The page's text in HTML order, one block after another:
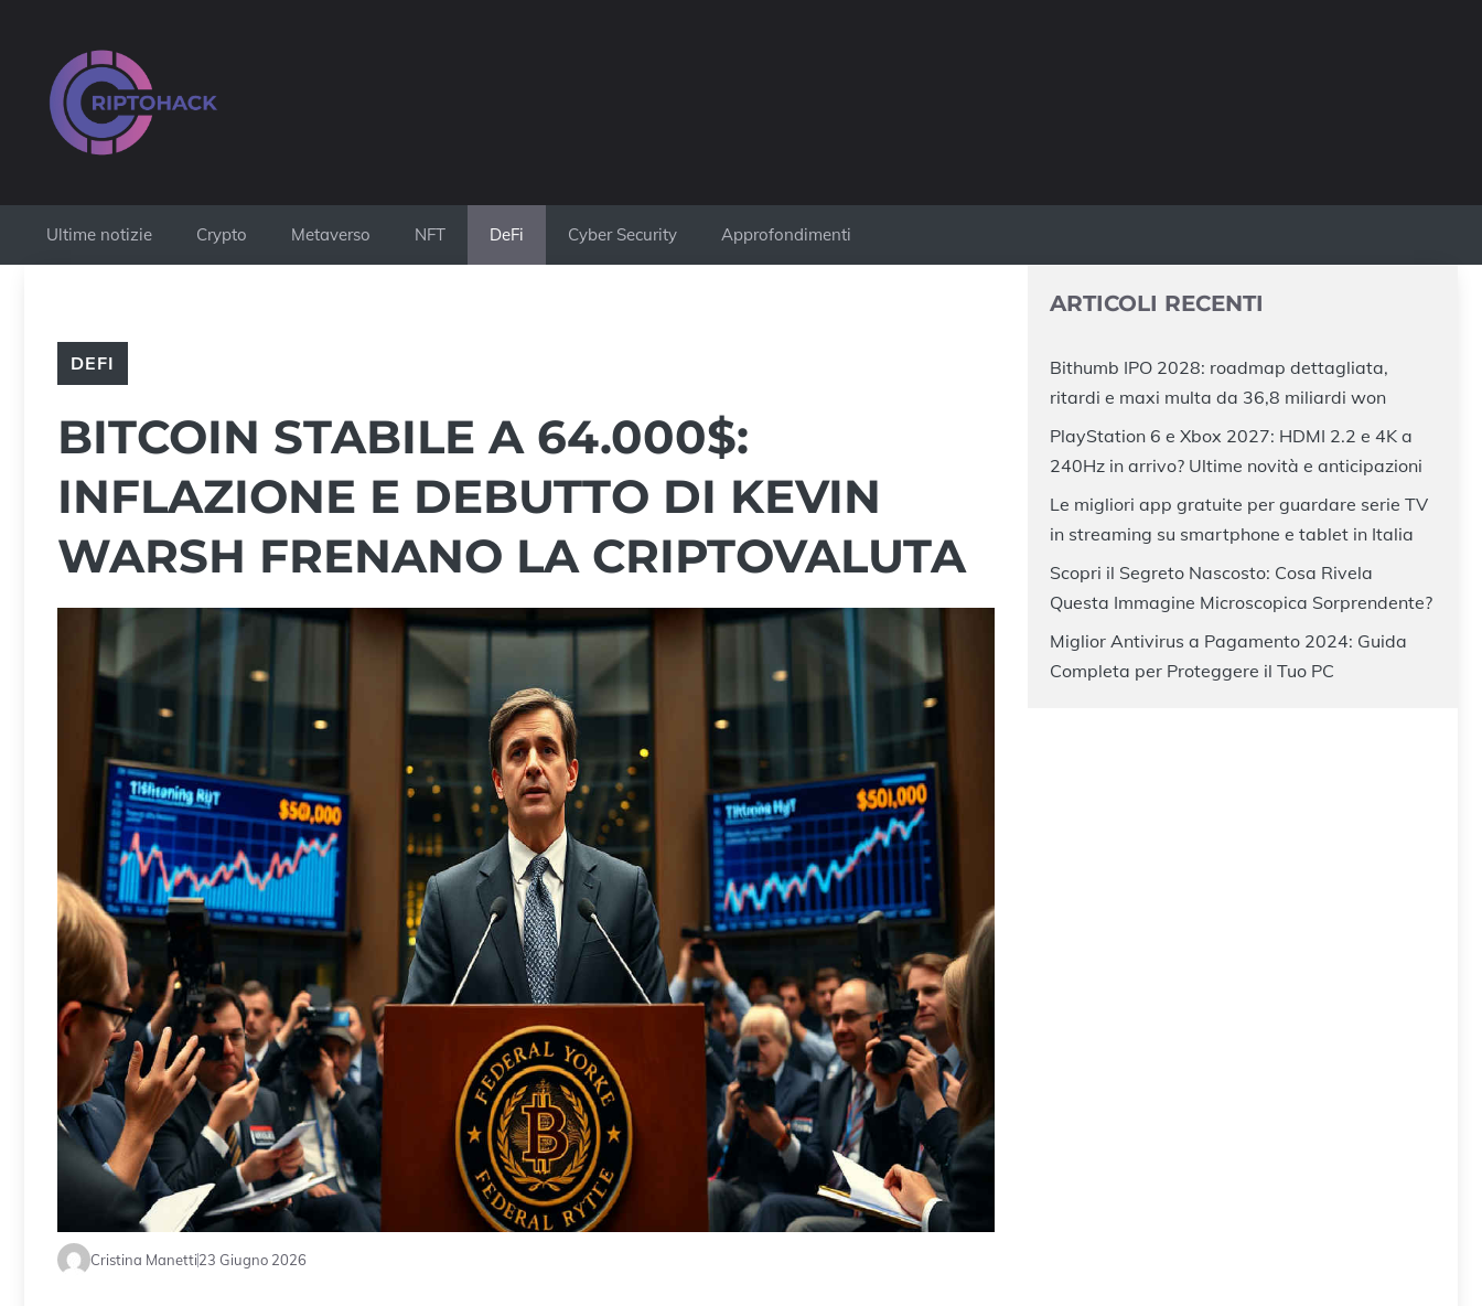
contenuto
Ultime notizie Crypto Metaverso NFT DeFi Cyber Security Approfondimenti
DEFI
BITCOIN STABILE A 64.000$:
INFLAZIONE E DEBUTTO DI KEVIN
WARSH FRENANO LA CRIPTOVALUTA
Cristina Manetti23 Giugno 2026
ARTICOLI RECENTI
Bithumb IPO 2028: roadmap dettagliata,
ritardi e maxi multa da 36,8 miliardi won
PlayStation 6 e Xbox 2027: HDMI 2.2 e 4K a
240Hz in arrivo? Ultime novità e anticipazioni
Le migliori app gratuite per guardare serie TV
in streaming su smartphone e tablet in Italia
Scopri il Segreto Nascosto: Cosa Rivela
Questa Immagine Microscopica Sorprendente?
Miglior Antivirus a Pagamento 2024: Guida
Completa per Proteggere il Tuo PC